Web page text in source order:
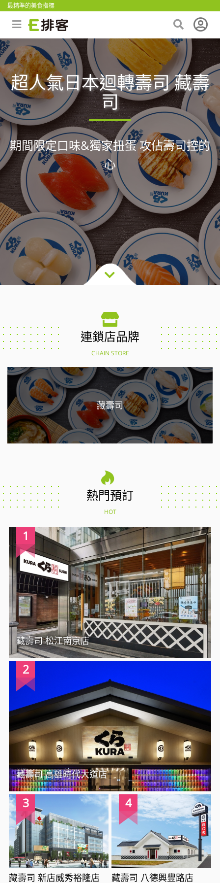
最精準的美食指標
超人氣日本迴轉壽司 藏壽
司
期間限定口味&獨家扭蛋 攻佔壽司控的
心
連鎖店品牌
CHAIN STORE
藏壽司
熱門預訂
HOT
1
藏壽司 松江南京店
2
藏壽司 高雄時代大道店
3
藏壽司 新店威秀裕隆店
4
藏壽司 八德興豐路店